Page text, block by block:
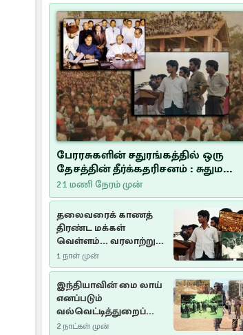
பேரரசுகளின் சதுரங்கத்தில் ஒரு
தேசத்தின் தீர்க்கதரிசனம் : சுதுமலை
பிரகடனம் ஒரு வரலாற்றுப் பாடம்
21 மணி நேரம் முன்
தலைவரைக் காணத்
திரண்ட மக்கள்
வெள்ளம்... வரலாற்றுச்
சிறப்புமிக்க சுதுமலைப்
பிரகடனம்…
1 நாள் முன்
இந்தியாவின் மை லாய்
எனப்படும்
வல்வெட்டித்துறைப்
படுகொலை…
2 நாட்கள் முன்